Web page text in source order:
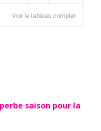
Voir le tableau complet
saison pour la